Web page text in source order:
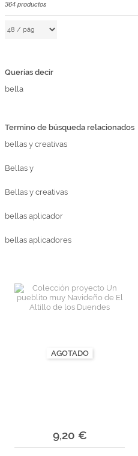
Top Ventas
Iniciar sesión/Regístrate
364 productos
Querías decir
bella
Termino de búsqueda relacionados
bellas y creativas
Bellas y
Bellas y creativas
bellas aplicador
bellas aplicadores
AGOTADO
9,20 €